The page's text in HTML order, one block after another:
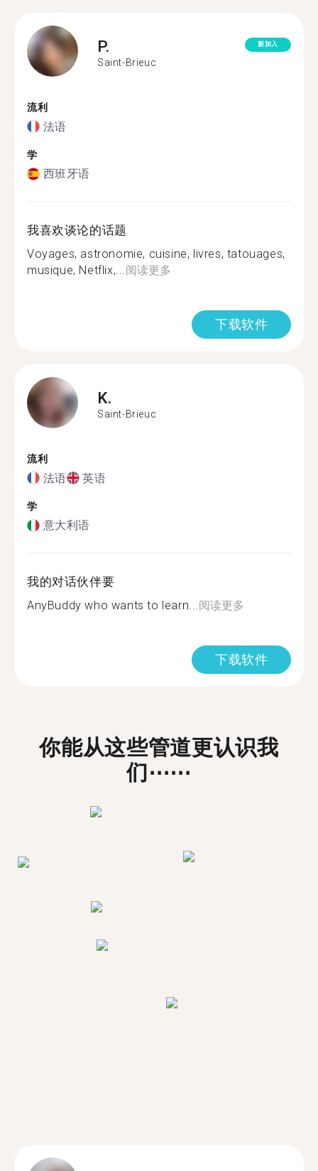
P.
Saint-Brieuc
新加入
流利
法语
学
西班牙语
我喜欢谈论的话题
Voyages, astronomie, cuisine, livres, tatouages,
musique, Netflix,...阅读更多
下载软件
K.
Saint-Brieuc
流利
法语 英语
学
意大利语
我的对话伙伴要
AnyBuddy who wants to learn...阅读更多
下载软件
你能从这些管道更认识我
们⋯⋯